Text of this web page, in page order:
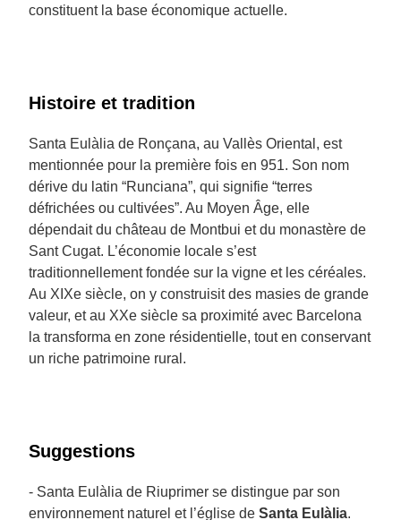
constituent la base économique actuelle.
Histoire et tradition
Santa Eulàlia de Ronçana, au Vallès Oriental, est
mentionnée pour la première fois en 951. Son nom
dérive du latin “Runciana”, qui signifie “terres
défrichées ou cultivées”. Au Moyen Âge, elle
dépendait du château de Montbui et du monastère de
Sant Cugat. L’économie locale s’est
traditionnellement fondée sur la vigne et les céréales.
Au XIXe siècle, on y construisit des masies de grande
valeur, et au XXe siècle sa proximité avec Barcelona
la transforma en zone résidentielle, tout en conservant
un riche patrimoine rural.
Suggestions
- Santa Eulàlia de Riuprimer se distingue par son
environnement naturel et l’église de Santa Eulàlia.